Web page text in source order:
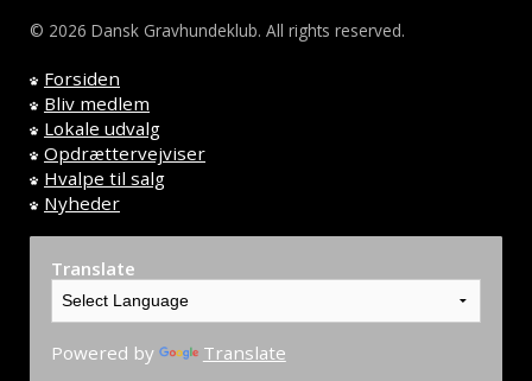
© 2026 Dansk Gravhundeklub. All rights reserved.
Forsiden
Bliv medlem
Lokale udvalg
Opdrættervejviser
Hvalpe til salg
Nyheder
Translate
Powered by Translate